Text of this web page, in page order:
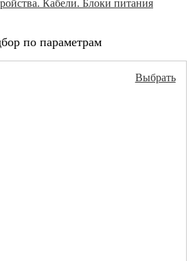
Кабели. Блоки питания
по параметрам
Выбрать